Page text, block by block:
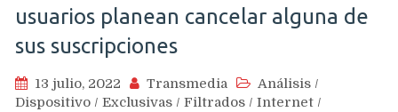
usuarios planean cancelar alguna de
sus suscripciones
13 julio, 2022 Transmedia Análisis /
Dispositivo / Exclusivas / Filtrados / Internet /